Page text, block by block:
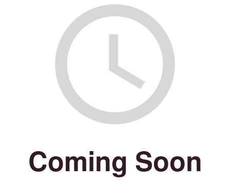
Coming Soon